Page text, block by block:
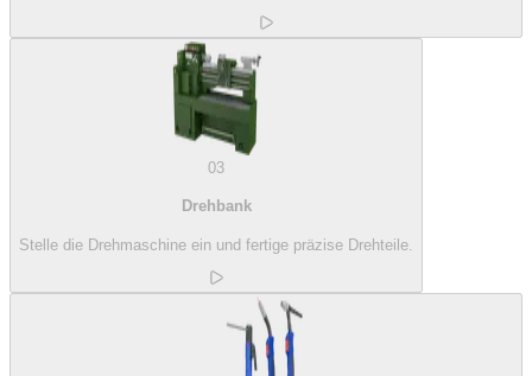
03
Drehbank
Stelle die Drehmaschine ein und fertige präzise Drehteile.